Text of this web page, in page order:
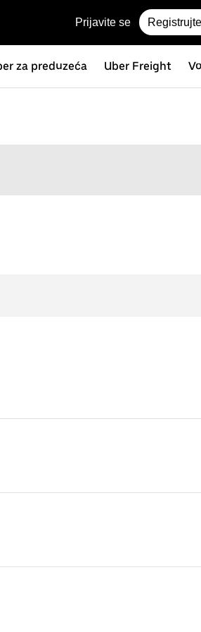
Prijavite se
za preduzeća Uber Freight